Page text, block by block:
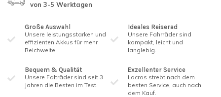
von 3-5 Werktagen
Große Auswahl
Unsere leistungsstarken und
effizienten Akkus für mehr
Reichweite.
Ideales Reiserad
Unsere Fahrräder sind
kompakt, leicht und
langlebig.
Bequem & Qualität
Unsere Falträder sind seit 3 ​​
Jahren die Besten im Test.
Exzellenter Service
Lacros strebt nach dem
besten Service, auch nach
dem Kauf.